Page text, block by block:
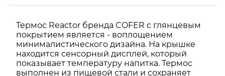
Термос Reactor бренда COFER c глянцевым
покрытием является - воплощением
минималистического дизайна. На крышке
находится сенсорный дисплей, который
показывает температуру напитка. Термос
выполнен из пищевой стали и сохраняет